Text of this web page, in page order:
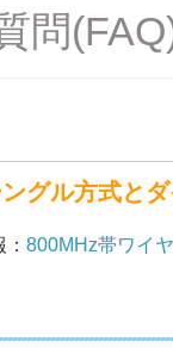
問
グル方式と
800MHz帯ワイ